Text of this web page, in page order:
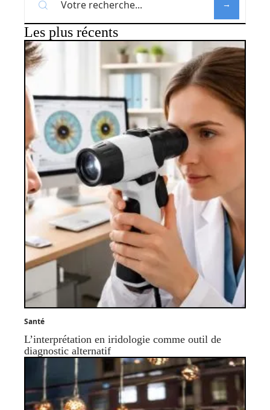
Les plus récents
Santé
L’interprétation en iridologie comme outil de
diagnostic alternatif